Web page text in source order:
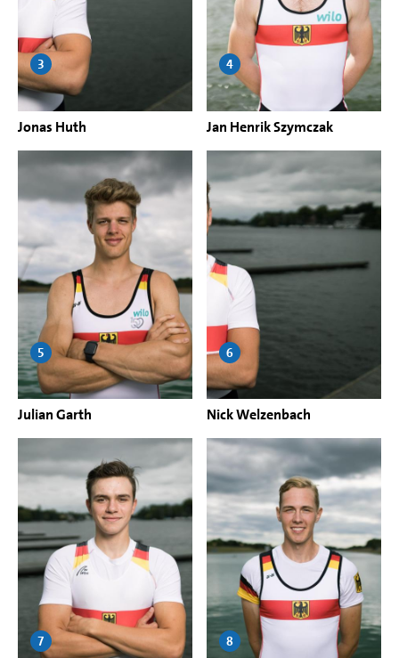
Jonas Huth
3
Jan Henrik Szymczak
4
Julian Garth
5
Nick Welzenbach
6
7 8